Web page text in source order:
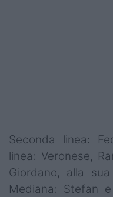
Seconda linea:
linea: Veronese,
Giordano, alla
Mediana: Stefan